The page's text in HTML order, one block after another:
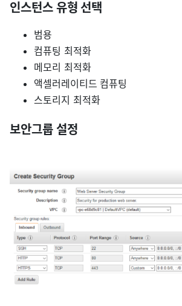
인스턴스 유형 선택
범용
컴퓨팅 최적화
메모리 최적화
액셀러레이티드 컴퓨팅
스토리지 최적화
보안그룹 설정